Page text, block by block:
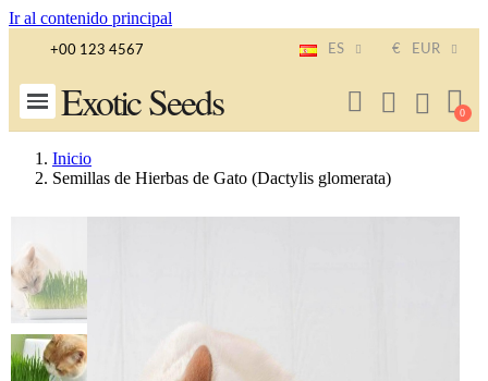
Ir al contenido principal
+00 123 4567 ES € EUR
Exotic Seeds
Inicio
Semillas de Hierbas de Gato (Dactylis glomerata)